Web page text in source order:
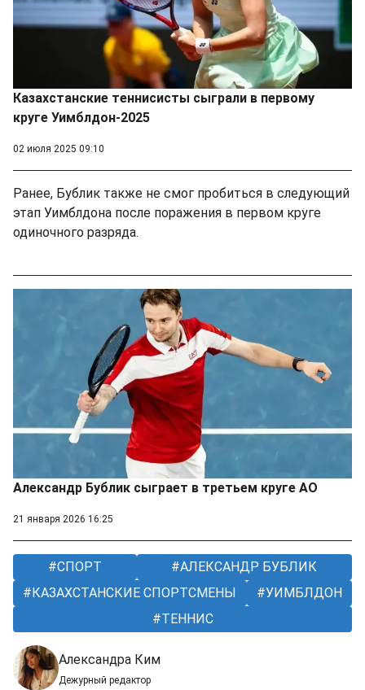
Казахстанские теннисисты сыграли в первому
круге Уимблдон-2025
02 июля 2025 09:10
Ранее, Бублик также не смог пробиться в следующий
этап Уимблдона после поражения в первом круге
одиночного разряда.
Александр Бублик сыграет в третьем круге AO
21 января 2026 16:25
СПОРТ
АЛЕКСАНДР БУБЛИК
КАЗАХСТАНСКИЕ СПОРТСМЕНЫ
УИМБЛДОН
ТЕННИС
Александра Ким
Дежурный редактор